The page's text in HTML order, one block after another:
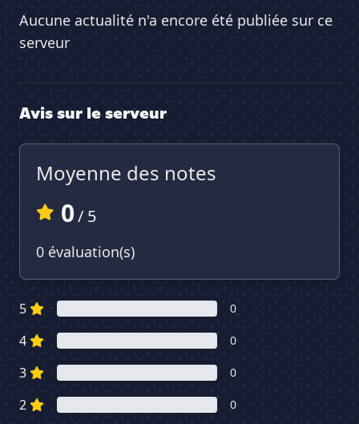
Aucune actualité n'a encore été publiée sur ce
serveur
Avis sur le serveur
Moyenne des notes
0/ 5
0 évaluation(s)
5 0
4 0
3 0
2 0